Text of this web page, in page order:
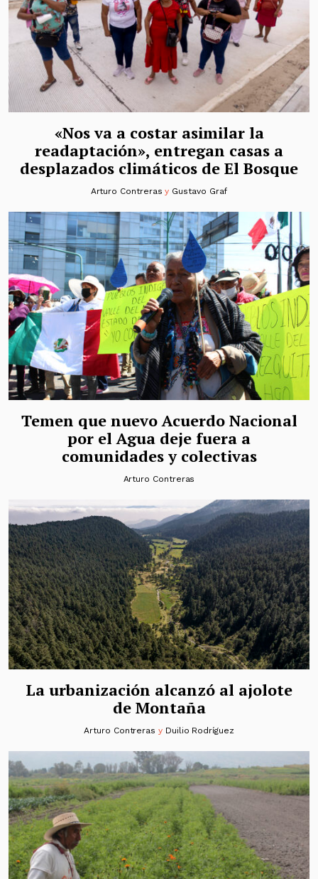
«Nos va a costar asimilar la
readaptación», entregan casas a
desplazados climáticos de El Bosque
Arturo Contreras y Gustavo Graf
Temen que nuevo Acuerdo Nacional
por el Agua deje fuera a
comunidades y colectivas
Arturo Contreras
La urbanización alcanzó al ajolote
de Montaña
Arturo Contreras y Duilio Rodríguez